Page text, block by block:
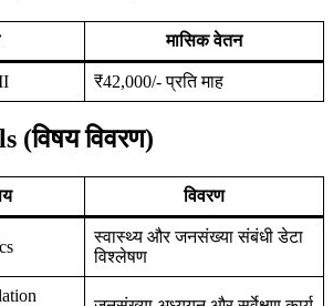
मासिक वेतन
₹42,000/- प्रति माह
(विषय विवरण)
विवरण
स्वास्थ्य और जनसंख्या संबंधी डेटा
विश्लेषण